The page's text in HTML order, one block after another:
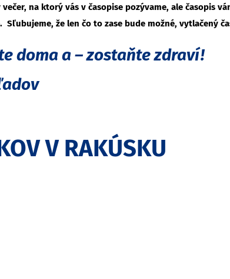
na ktorý vás v časopise pozývame, ale časopis
že len čo to zase bude možné, vytlačený
doma a – zostaňte zdraví!
V RAKÚSKU